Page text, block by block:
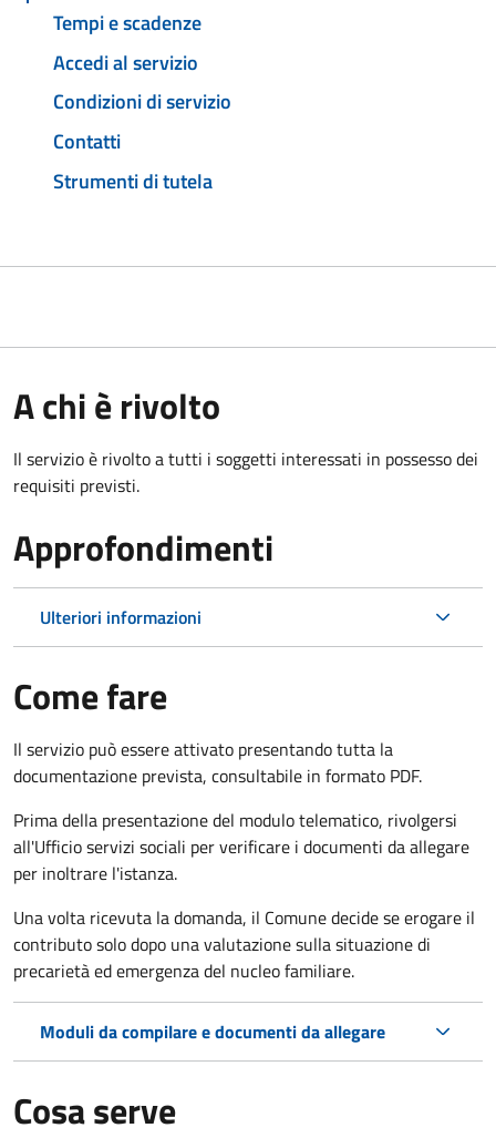
Tempi e scadenze
Accedi al servizio
Condizioni di servizio
Contatti
Strumenti di tutela
A chi è rivolto
Il servizio è rivolto a tutti i soggetti interessati in possesso dei
requisiti previsti.
Approfondimenti
Ulteriori informazioni
Come fare
Il servizio può essere attivato presentando tutta la
documentazione prevista, consultabile in formato PDF.
Prima della presentazione del modulo telematico, rivolgersi
all'Ufficio servizi sociali per verificare i documenti da allegare
per inoltrare l'istanza.
Una volta ricevuta la domanda, il Comune decide se erogare il
contributo solo dopo una valutazione sulla situazione di
precarietà ed emergenza del nucleo familiare.
Moduli da compilare e documenti da allegare
Cosa serve